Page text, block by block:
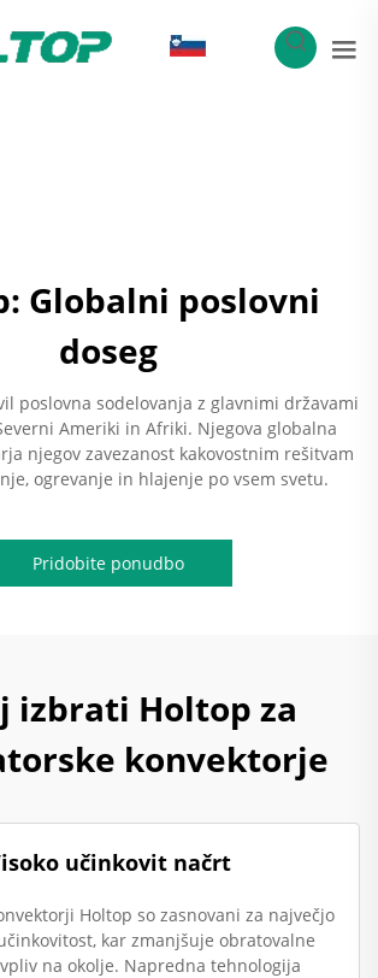
Globalni poslovni
doseg
poslovna sodelovanja z glavnimi državami
Ameriki in Afriki. Njegova globalna
njegov zavezanost kakovostnim rešitvam
ogrevanje in hlajenje po vsem svetu.
Pridobite ponudbo
izbrati Holtop za
konvektorje
učinkovit načrt
Holtop so zasnovani za največjo
kar zmanjšuje obratovalne
na okolje. Napredna tehnologija